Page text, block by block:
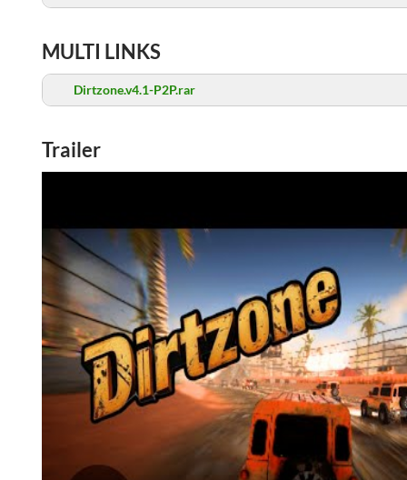
MULTI LINKS
Dirtzone.v4.1-P2P.rar
Trailer